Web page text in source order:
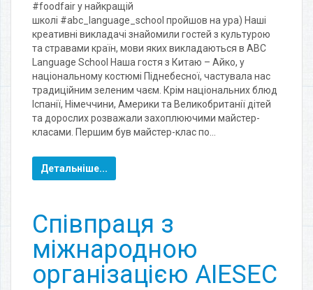
#foodfair у найкращій
школі #abc_language_school пройшов на ура) Наші
креативні викладачі знайомили гостей з культурою
та стравами країн, мови яких викладаються в ABC
Language School Наша гостя з Китаю – Айко, у
національному костюмі Піднебесної, частувала нас
традиційним зеленим чаєм. Крім національних блюд
Іспанії, Німеччини, Америки та Великобританії дітей
та дорослих розважали захоплюючими майстер-
класами. Першим був майстер-клас по…
Детальніше...
Співпраця з
міжнародною
організацією AIESEC